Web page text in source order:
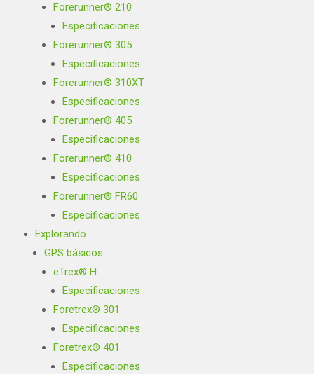
Forerunner® 210
Especificaciones
Forerunner® 305
Especificaciones
Forerunner® 310XT
Especificaciones
Forerunner® 405
Especificaciones
Forerunner® 410
Especificaciones
Forerunner® FR60
Especificaciones
Explorando
GPS básicos
eTrex® H
Especificaciones
Foretrex® 301
Especificaciones
Foretrex® 401
Especificaciones